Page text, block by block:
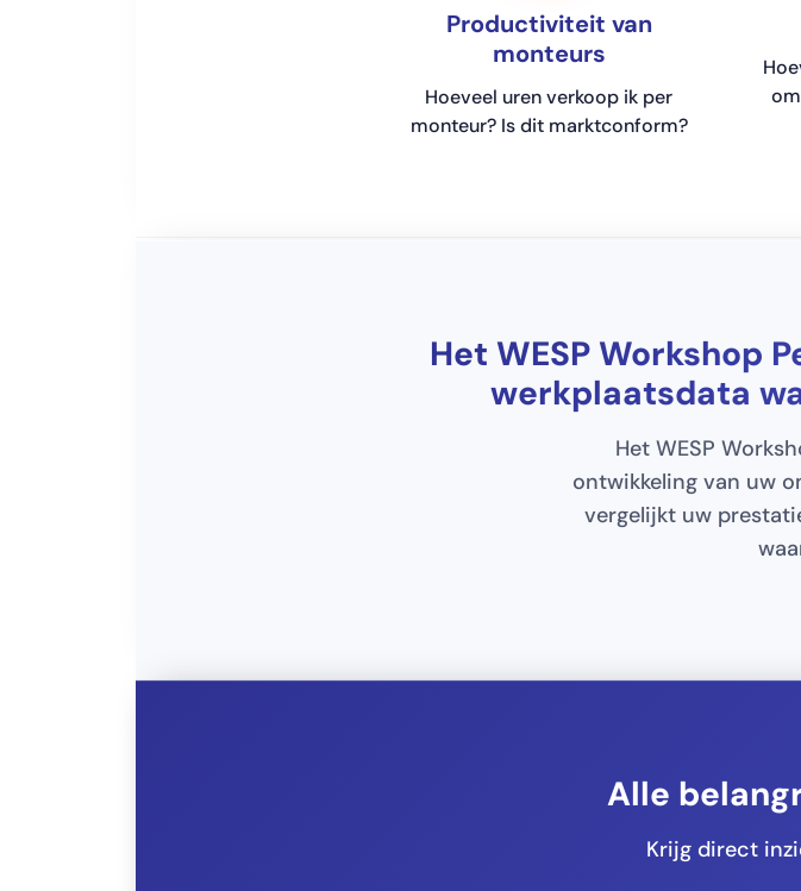
Productiviteit van
monteurs
Hoeveel uren verkoop ik per
monteur? Is dit marktconform?
Het WESP Workshop
werkplaatsdata
Het WESP
ontwikkeling van uw
vergelijkt uw
Alle
Krijg direct